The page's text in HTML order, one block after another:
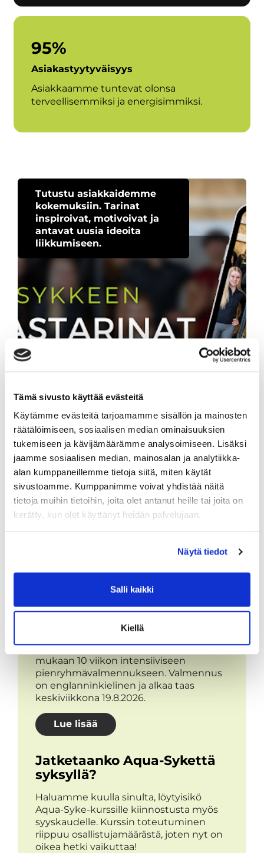
Tämä sivusto käyttää evästeitä
Käytämme evästeitä tarjoamamme sisällön ja mainosten
räätälöimiseen, sosiaalisen median ominaisuuksien
tukemiseen ja kävijämäärämme analysoimiseen. Lisäksi
jaamme sosiaalisen median, mainosalan ja analytiikka-
alan kumppaneillemme tietoja siitä, miten käytät
sivustoamme. Kumppanimme voivat yhdistää näitä
tietoja muihin tietoihin, joita olet antanut heille tai joita on
kerätty, kun olet käyttänyt heidän palvelujaan.
Näytä tiedot
Salli kaikki
Kiellä
95%
Asiakastyytyväisyys
Asiakkaamme tuntevat olonsa
terveellisemmiksi ja energisimmiksi.
TARINASI –
ASIAKKAIDEMME
KOKEMUKSIA SIPOON
SYKKEESTÄ
Tutustu asiakkaidemme
kokemuksiin. Tarinat
inspiroivat, motivoivat ja
antavat uusia ideoita
liikkumiseen.
Syke X - Functional Fitness -
Tartu ainutlaatuiseen tilaisuuteen ja tule
mukaan 10 viikon intensiiviseen
pienryhmävalmennukseen. Valmennus
on englanninkielinen ja alkaa taas
keskiviikkona 19.8.2026.
Lue lisää
Jatketaanko Aqua-Sykettä
syksyllä?
Haluamme kuulla sinulta, löytyisikö
Aqua-Syke-kurssille kiinnostusta myös
syyskaudelle. Kurssin toteutuminen
riippuu osallistujamäärästä, joten nyt on
oikea hetki vaikuttaa!